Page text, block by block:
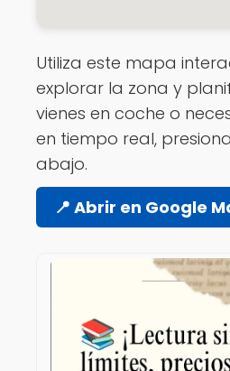
Utiliza este mapa
explorar la zona y
vienes en coche o
en tiempo real,
abajo.
📍 Abrir en Google